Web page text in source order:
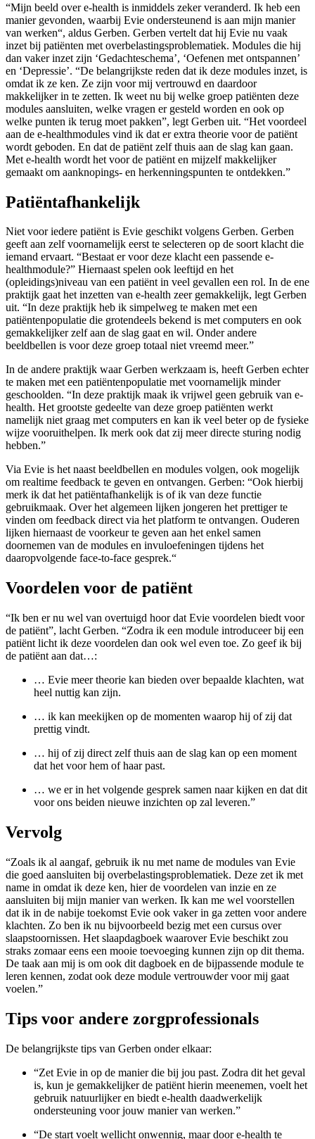
“Mijn beeld over e-health is inmiddels zeker veranderd. Ik heb een
manier gevonden, waarbij Evie ondersteunend is aan mijn manier
van werken“, aldus Gerben. Gerben vertelt dat hij Evie nu vaak
inzet bij patiënten met overbelastingsproblematiek. Modules die hij
dan vaker inzet zijn ‘Gedachteschema’, ‘Oefenen met ontspannen’
en ‘Depressie’. “De belangrijkste reden dat ik deze modules inzet, is
omdat ik ze ken. Ze zijn voor mij vertrouwd en daardoor
makkelijker in te zetten. Ik weet nu bij welke groep patiënten deze
modules aansluiten, welke vragen er gesteld worden en ook op
welke punten ik terug moet pakken”, legt Gerben uit. “Het voordeel
aan de e-healthmodules vind ik dat er extra theorie voor de patiënt
wordt geboden. En dat de patiënt zelf thuis aan de slag kan gaan.
Met e-health wordt het voor de patiënt en mijzelf makkelijker
gemaakt om aanknopings- en herkenningspunten te ontdekken.”
Patiëntafhankelijk
Niet voor iedere patiënt is Evie geschikt volgens Gerben. Gerben
geeft aan zelf voornamelijk eerst te selecteren op de soort klacht die
iemand ervaart. “Bestaat er voor deze klacht een passende e-
healthmodule?” Hiernaast spelen ook leeftijd en het
(opleidings)niveau van een patiënt in veel gevallen een rol. In de ene
praktijk gaat het inzetten van e-health zeer gemakkelijk, legt Gerben
uit. “In deze praktijk heb ik simpelweg te maken met een
patiëntenpopulatie die grotendeels bekend is met computers en ook
gemakkelijker zelf aan de slag gaat en wil. Onder andere
beeldbellen is voor deze groep totaal niet vreemd meer.”
In de andere praktijk waar Gerben werkzaam is, heeft Gerben echter
te maken met een patiëntenpopulatie met voornamelijk minder
geschoolden. “In deze praktijk maak ik vrijwel geen gebruik van e-
health. Het grootste gedeelte van deze groep patiënten werkt
namelijk niet graag met computers en kan ik veel beter op de fysieke
wijze vooruithelpen. Ik merk ook dat zij meer directe sturing nodig
hebben.”
Via Evie is het naast beeldbellen en modules volgen, ook mogelijk
om realtime feedback te geven en ontvangen. Gerben: “Ook hierbij
merk ik dat het patiëntafhankelijk is of ik van deze functie
gebruikmaak. Over het algemeen lijken jongeren het prettiger te
vinden om feedback direct via het platform te ontvangen. Ouderen
lijken hiernaast de voorkeur te geven aan het enkel samen
doornemen van de modules en invuloefeningen tijdens het
daaropvolgende face-to-face gesprek.“
Voordelen voor de patiënt
“Ik ben er nu wel van overtuigd hoor dat Evie voordelen biedt voor
de patiënt”, lacht Gerben. “Zodra ik een module introduceer bij een
patiënt licht ik deze voordelen dan ook wel even toe. Zo geef ik bij
de patiënt aan dat…:
… Evie meer theorie kan bieden over bepaalde klachten, wat
heel nuttig kan zijn.
… ik kan meekijken op de momenten waarop hij of zij dat
prettig vindt.
… hij of zij direct zelf thuis aan de slag kan op een moment
dat het voor hem of haar past.
… we er in het volgende gesprek samen naar kijken en dat dit
voor ons beiden nieuwe inzichten op zal leveren.”
Vervolg
“Zoals ik al aangaf, gebruik ik nu met name de modules van Evie
die goed aansluiten bij overbelastingsproblematiek. Deze zet ik met
name in omdat ik deze ken, hier de voordelen van inzie en ze
aansluiten bij mijn manier van werken. Ik kan me wel voorstellen
dat ik in de nabije toekomst Evie ook vaker in ga zetten voor andere
klachten. Zo ben ik nu bijvoorbeeld bezig met een cursus over
slaapstoornissen. Het slaapdagboek waarover Evie beschikt zou
straks zomaar eens een mooie toevoeging kunnen zijn op dit thema.
De taak aan mij is om ook dit dagboek en de bijpassende module te
leren kennen, zodat ook deze module vertrouwder voor mij gaat
voelen.”
Tips voor andere zorgprofessionals
De belangrijkste tips van Gerben onder elkaar:
“Zet Evie in op de manier die bij jou past. Zodra dit het geval
is, kun je gemakkelijker de patiënt hierin meenemen, voelt het
gebruik natuurlijker en biedt e-health daadwerkelijk
ondersteuning voor jouw manier van werken.”
“De start voelt wellicht onwennig, maar door e-health te